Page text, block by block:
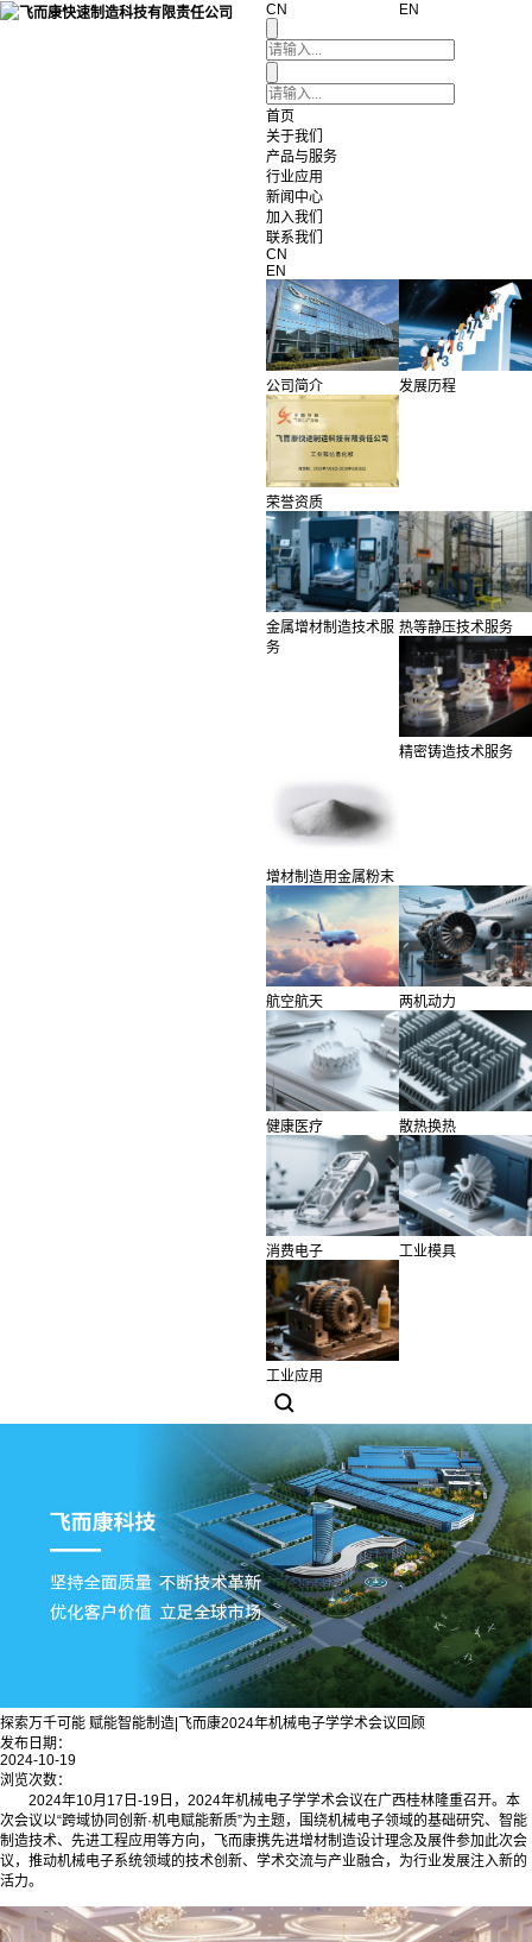
CN EN
首页
关于我们
产品与服务
行业应用
新闻中心
加入我们
联系我们
CN
EN
公司简介 发展历程
荣誉资质
金属增材制造技术服
务
热等静压技术服务
精密铸造技术服务
增材制造用金属粉末
航空航天 两机动力
健康医疗 散热换热
消费电子 工业模具
工业应用
探索万千可能 赋能智能制造|飞而康2024年机械电子学学术会议回顾
发布日期：
2024-10-19
浏览次数：
2024年10月17日-19日，2024年机械电子学学术会议在广西桂林隆重召开。本
次会议以“跨域协同创新·机电赋能新质”为主题，围绕机械电子领域的基础研究、智能
制造技术、先进工程应用等方向，飞而康携先进增材制造设计理念及展件参加此次会
议，推动机械电子系统领域的技术创新、学术交流与产业融合，为行业发展注入新的
活力。